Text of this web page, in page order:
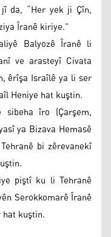
da, “Her yek ji Çîn,
Îranê kiriye.”
Balyozê Îranê li
ve arasteyî Civata
êrîşa Israîlê ya li ser
Heniye hat kuştin.
îro (Çarşem,
ya Bizava Hemasê
bi zêrevanekî
piştî ku li Tehranê
Serokkomarê Îranê
kuştin.